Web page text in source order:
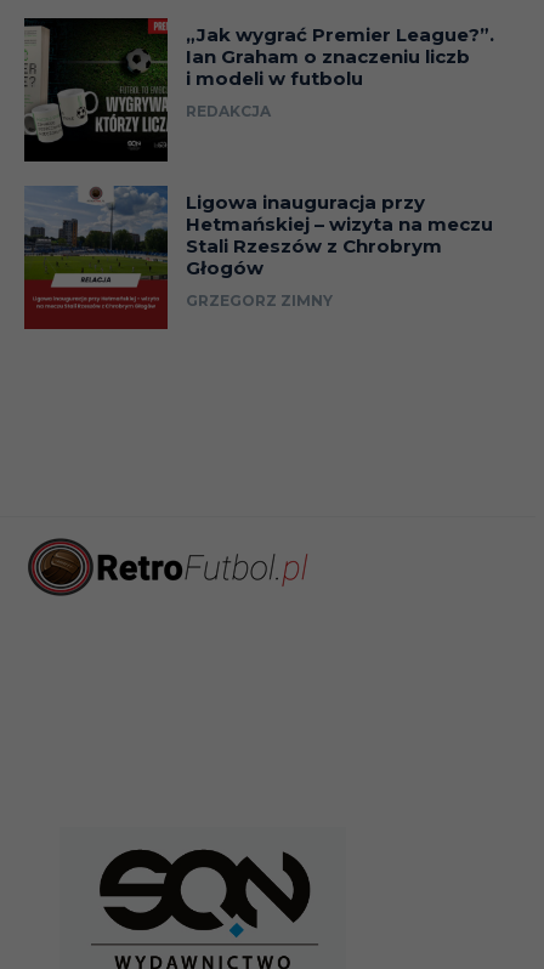
„Jak wygrać Premier League?”.
Ian Graham o znaczeniu liczb
i modeli w futbolu
REDAKCJA
Ligowa inauguracja przy
Hetmańskiej – wizyta na meczu
Stali Rzeszów z Chrobrym
Głogów
GRZEGORZ ZIMNY